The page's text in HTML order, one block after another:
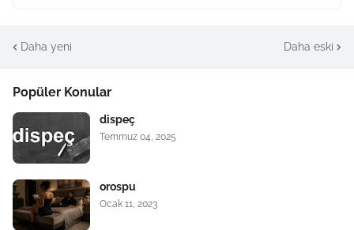
Daha yeni Daha eski
Popüler Konular
dispeç
Temmuz 04, 2025
orospu
Ocak 11, 2023